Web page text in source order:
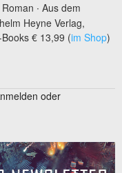
∙ Aus dem
Heyne Verlag,
€ 13,99 (im Shop)
oder